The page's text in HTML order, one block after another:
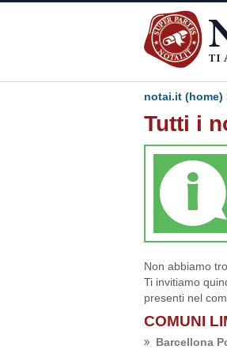
notai.it (home)
Tutti i
Non abbiamo
Ti invitiamo
presenti nel
COMUNI
Barcellona